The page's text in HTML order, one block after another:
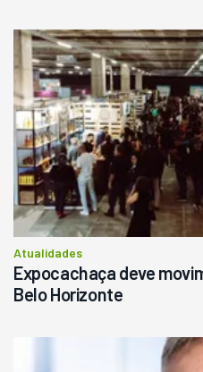
Atualidades
Expocachaça deve
Belo Horizonte